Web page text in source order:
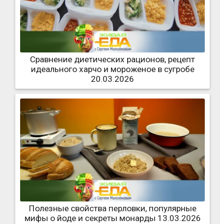
Сравнение диетических рационов, рецепт
идеального харчо и мороженое в сугробе
20.03.2026
Полезные свойства перловки, популярные
мифы о йоде и секреты монарды 13.03.2026